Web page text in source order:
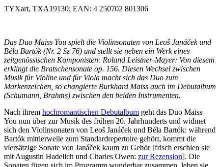
TYXart, TXA19130; EAN: 4 250702 801306
Das Duo Maiss You spielt die Violinsonaten von Leoš Janáček und
Béla Bartók (Nr. 2 Sz 76) und stellt sie neben ein Werk eines
zeitgenössischen Komponisten: Roland Leistner-Mayer: Von diesem
erklingt die Bratschensonate op. 156. Diesen Wechsel zwischen
Musik für Violine und für Viola macht sich das Duo zum
Markenzeichen, so changierte Burkhard Maiss auch im Debutalbum
(Schumann, Brahms) zwischen den beiden Instrumenten.
Nach ihrem hochromantischen Debutalbum geht das Duo Maiss
You nun über zur Musik des frühen 20. Jahrhunderts und widmet
sich den Violinsonaten von Leoš Janáček und Béla Bartók: während
Bartók mittlerweile zum Standardrepertoire gehört, kommt die
viersätzige Sonate von Janáček kaum zu Gehör [frisch erschien sie
mit Augustin Hadelich und Charles Owen: zur Rezension]. Die